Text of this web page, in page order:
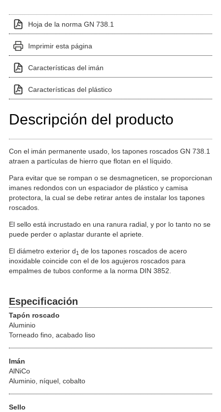
Hoja de la norma GN 738.1
Imprimir esta página
Características del imán
Características del plástico
Descripción del producto
Con el imán permanente usado, los tapones roscados GN 738.1
atraen a partículas de hierro que flotan en el líquido.
Para evitar que se rompan o se desmagneticen, se proporcionan
imanes redondos con un espaciador de plástico y camisa
protectora, la cual se debe retirar antes de instalar los tapones
roscados.
El sello está incrustado en una ranura radial, y por lo tanto no se
puede perder o aplastar durante el apriete.
El diámetro exterior d1 de los tapones roscados de acero
inoxidable coincide con el de los agujeros roscados para
empalmes de tubos conforme a la norma DIN 3852.
Especificación
Tapón roscado
Aluminio
Torneado fino, acabado liso
Imán
AlNiCo
Aluminio, níquel, cobalto
Sello